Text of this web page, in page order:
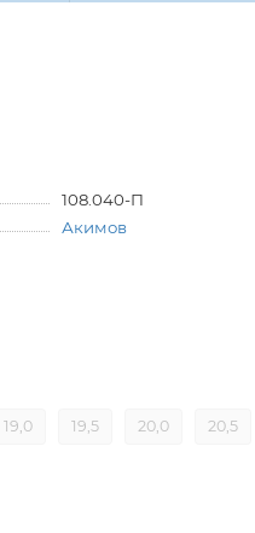
108.040-П
Акимов
19,0 19,5 20,0 20,5